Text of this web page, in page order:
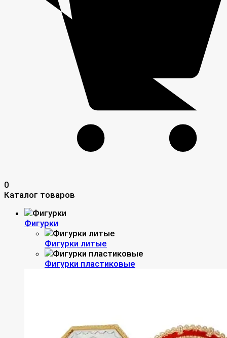
0
Каталог товаров
Фигурки
Фигурки литые
Фигурки пластиковые